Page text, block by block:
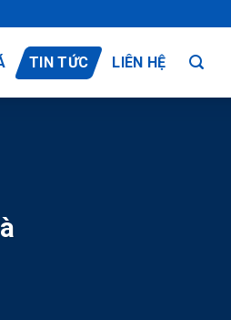
TIN TỨC LIÊN HỆ